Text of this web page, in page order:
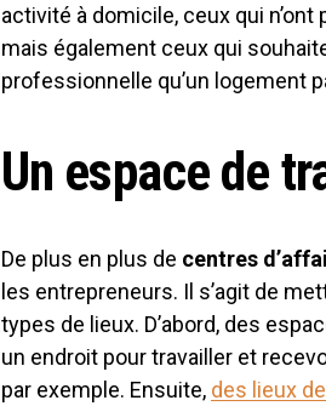
activité à domicile, ceux qui
mais également ceux qui
professionnelle qu’un logement
Un espace de
De plus en plus de centres
les entrepreneurs. Il s’agit de
types de lieux. D’abord, des
un endroit pour travailler et
par exemple. Ensuite, des lieux